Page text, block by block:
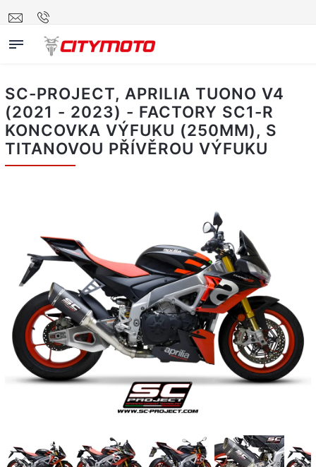
SC-PROJECT, APRILIA TUONO V4
(2021 - 2023) - FACTORY SC1-R
KONCOVKA VÝFUKU (250MM), S
TITANOVOU PŘÍVĚROU VÝFUKU